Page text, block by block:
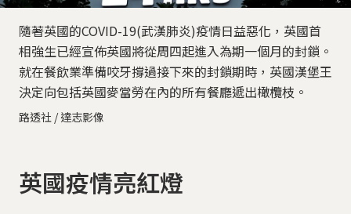
隨著英國的COVID-19(武漢肺炎)疫情日益惡化，英國首
相強生已經宣佈英國將從周四起進入為期一個月的封鎖。
就在餐飲業準備咬牙撐過接下來的封鎖期時，英國漢堡王
決定向包括英國麥當勞在內的所有餐廳遞出橄欖枝。
路透社 / 達志影像
英國疫情亮紅燈